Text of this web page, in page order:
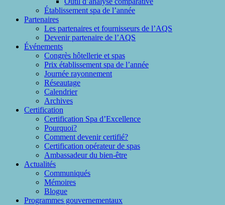
Établissement spa de l’année
Partenaires
Les partenaires et fournisseurs de l’AQS
Devenir partenaire de l’AQS
Événements
Congrès hôtellerie et spas
Prix établissement spa de l’année
Journée rayonnement
Réseautage
Calendrier
Archives
Certification
Certification Spa d’Excellence
Pourquoi?
Comment devenir certifié?
Certification opérateur de spas
Ambassadeur du bien-être
Actualités
Communiqués
Mémoires
Blogue
Programmes gouvernementaux